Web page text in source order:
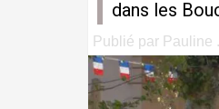
dans les
Publié par Pauline